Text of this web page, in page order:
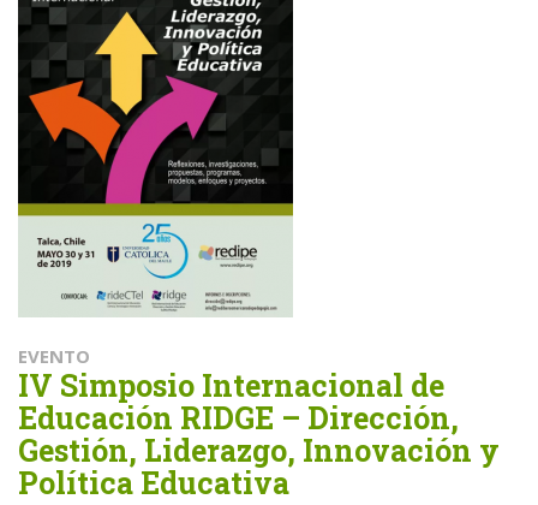
EVENTO
IV Simposio Internacional de
Educación RIDGE – Dirección,
Gestión, Liderazgo, Innovación y
Política Educativa